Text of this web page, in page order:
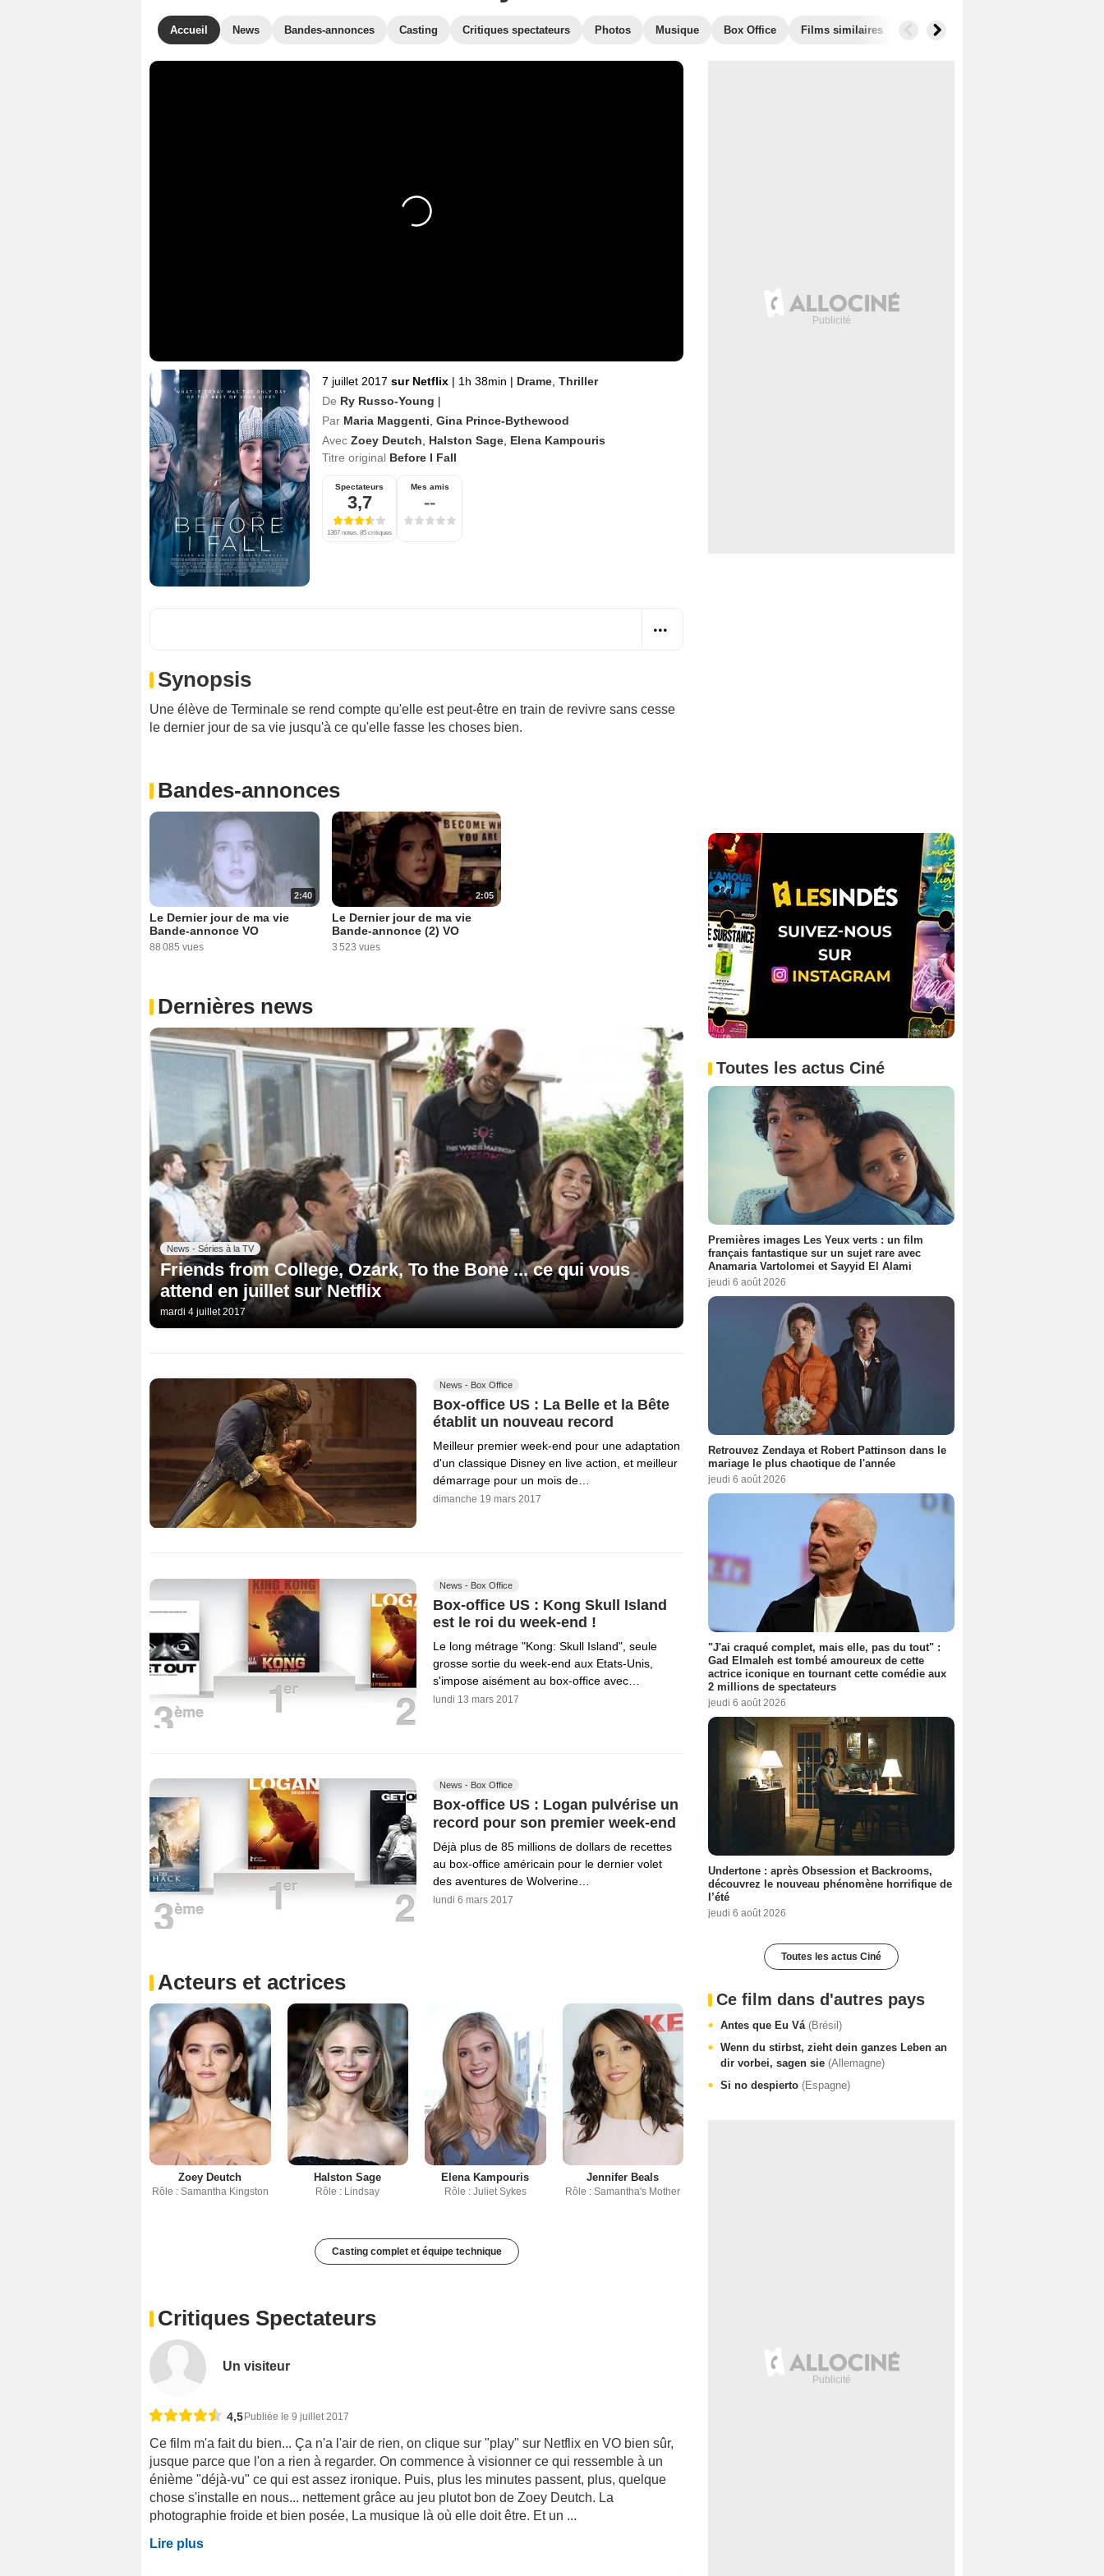
Accueil News Bandes-annonces Casting Critiques spectateurs Photos Musique Box Office Films similaires
7 juillet 2017 sur Netflix | 1h 38min | Drame Thriller
De Ry Russo-Young |
Par Maria Maggenti Gina Prince-Bythewood
Avec Zoey Deutch Halston Sage Elena Kampouris
Titre original Before I Fall
Spectateurs
3,7
1367 notes, 85 critiques
Mes amis
--
Synopsis
Une élève de Terminale se rend compte qu'elle est peut-être en train de revivre sans cesse
le dernier jour de sa vie jusqu'à ce qu'elle fasse les choses bien.
Bandes-annonces
2:40
Le Dernier jour de ma vie
Bande-annonce VO
88 085 vues
2:05
Le Dernier jour de ma vie
Bande-annonce (2) VO
3 523 vues
Dernières news
News - Séries à la TV
Friends from College, Ozark, To the Bone ... ce qui vous
attend en juillet sur Netflix
mardi 4 juillet 2017
News - Box Office
Box-office US : La Belle et la Bête
établit un nouveau record
Meilleur premier week-end pour une adaptation
d'un classique Disney en live action, et meilleur
démarrage pour un mois de…
dimanche 19 mars 2017
News - Box Office
Box-office US : Kong Skull Island
est le roi du week-end !
Le long métrage "Kong: Skull Island", seule
grosse sortie du week-end aux Etats-Unis,
s'impose aisément au box-office avec…
lundi 13 mars 2017
News - Box Office
Box-office US : Logan pulvérise un
record pour son premier week-end
Déjà plus de 85 millions de dollars de recettes
au box-office américain pour le dernier volet
des aventures de Wolverine…
lundi 6 mars 2017
Acteurs et actrices
Zoey Deutch
Rôle : Samantha Kingston
Halston Sage
Rôle : Lindsay
Elena Kampouris
Rôle : Juliet Sykes
Jennifer Beals
Rôle : Samantha's Mother
Casting complet et équipe technique
Critiques Spectateurs
Un visiteur
4,5Publiée le 9 juillet 2017
Ce film m'a fait du bien... Ça n'a l'air de rien, on clique sur "play" sur Netflix en VO bien sûr,
jusque parce que l'on a rien à regarder. On commence à visionner ce qui ressemble à un
énième "déjà-vu" ce qui est assez ironique. Puis, plus les minutes passent, plus, quelque
chose s'installe en nous... nettement grâce au jeu plutot bon de Zoey Deutch. La
photographie froide et bien posée, La musique là où elle doit être. Et un ...
Lire plus
Toutes les actus Ciné
Premières images Les Yeux verts : un film
français fantastique sur un sujet rare avec
Anamaria Vartolomei et Sayyid El Alami
jeudi 6 août 2026
Retrouvez Zendaya et Robert Pattinson dans le
mariage le plus chaotique de l'année
jeudi 6 août 2026
"J'ai craqué complet, mais elle, pas du tout" :
Gad Elmaleh est tombé amoureux de cette
actrice iconique en tournant cette comédie aux
2 millions de spectateurs
jeudi 6 août 2026
Undertone : après Obsession et Backrooms,
découvrez le nouveau phénomène horrifique de
l’été
jeudi 6 août 2026
Toutes les actus Ciné
Ce film dans d'autres pays
Antes que Eu Vá (Brésil)
Wenn du stirbst, zieht dein ganzes Leben an
dir vorbei, sagen sie (Allemagne)
Si no despierto (Espagne)